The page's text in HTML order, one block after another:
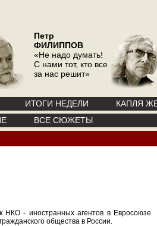
Петр
ФИЛИППОВ
«Не надо думать!
С нами тот, кто все
за нас решит»
ИТОГИ НЕДЕЛИ КАПЛЯ
ВСЕ СЮЖЕТЫ
- иностранных агентов в Евросоюзе
общества в России.